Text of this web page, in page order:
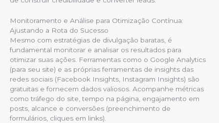
Monitoramento e Análise para Otimização Contínua:
Ajustando a Rota do Sucesso
Mesmo com estratégias de divulgação baratas, é
fundamental monitorar e analisar os resultados para
otimizar suas ações. Ferramentas como o Google Analytics
(para seu site) e as próprias ferramentas de insights das
redes sociais (Facebook Insights, Instagram Insights) são
gratuitas e fornecem dados valiosos. Acompanhe métricas
como tráfego do site, tempo na página, engajamento em
posts, alcance e conversões (preenchimento de
formulários, cliques em links).